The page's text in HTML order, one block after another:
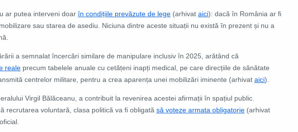
ar putea interveni doarîn condițiile prevăzute de lege (arhivat aici): dacă în România ar fi
sau starea de asediu. Niciuna dintre aceste situații nu există în prezent și nu a
a semnalat încercări similare de manipulare inclusiv în 2025, arătând că
reale precum tabelele anuale cu cetățeni inapți medical, pe care direcțiile de sănătate
centrelor militare, pentru a crea aparența unei mobilizări iminente (arhivat aici).
Virgil Bălăceanu, a contribuit la revenirea acestei afirmații în spațiul public.
recrutarea voluntară, clasa politică va fi obligată să voteze armata obligatorie (arhivat